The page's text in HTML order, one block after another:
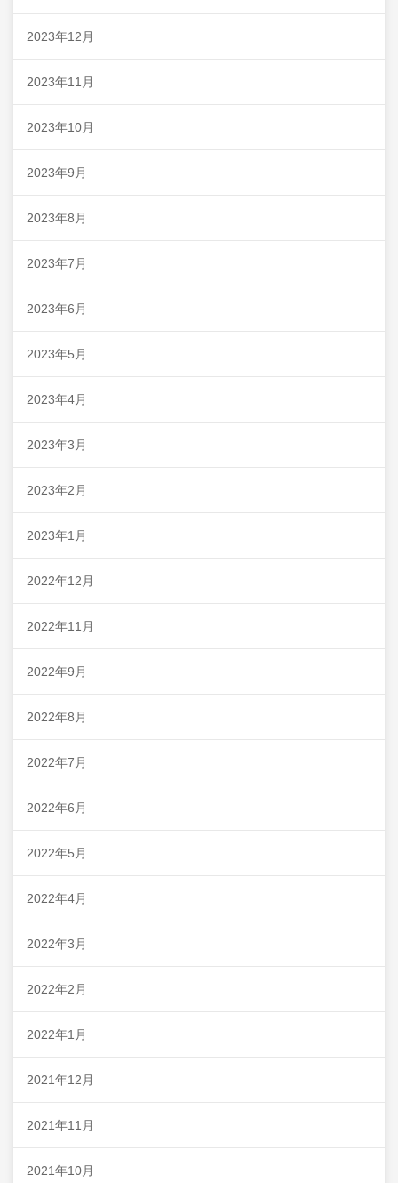
2023年12月
2023年11月
2023年10月
2023年9月
2023年8月
2023年7月
2023年6月
2023年5月
2023年4月
2023年3月
2023年2月
2023年1月
2022年12月
2022年11月
2022年9月
2022年8月
2022年7月
2022年6月
2022年5月
2022年4月
2022年3月
2022年2月
2022年1月
2021年12月
2021年11月
2021年10月